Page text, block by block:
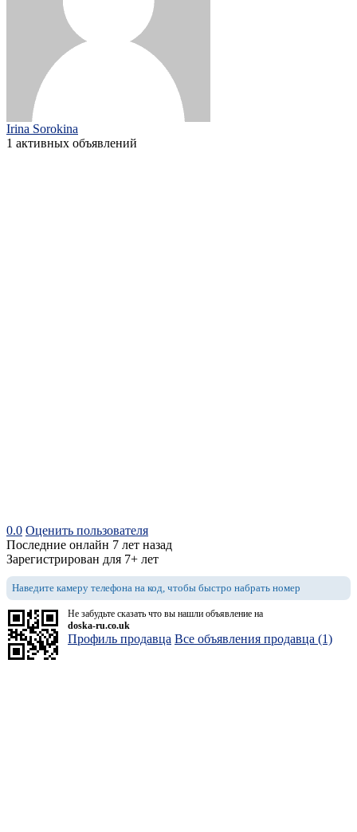
Irina Sorokina
1 активных объявлений
0.0 Оценить пользователя
Последние онлайн 7 лет назад
Зарегистрирован для 7+ лет
Наведите камеру телефона на код, чтобы быстро набрать номер
Не забудьте сказать что вы нашли объявление на
doska-ru.co.uk
Профиль продавца Все объявления продавца (1)